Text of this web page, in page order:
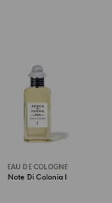
EAU DE COLOGNE
Note Di Colonia I